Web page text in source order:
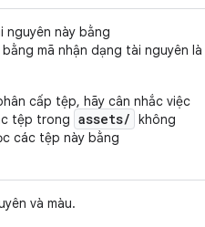
này bằng
bằng mã nhận dạng tài nguyên là
cấp tệp, hãy cân nhắc việc
tệp trong assets/ không
các tệp này bằng
và màu.